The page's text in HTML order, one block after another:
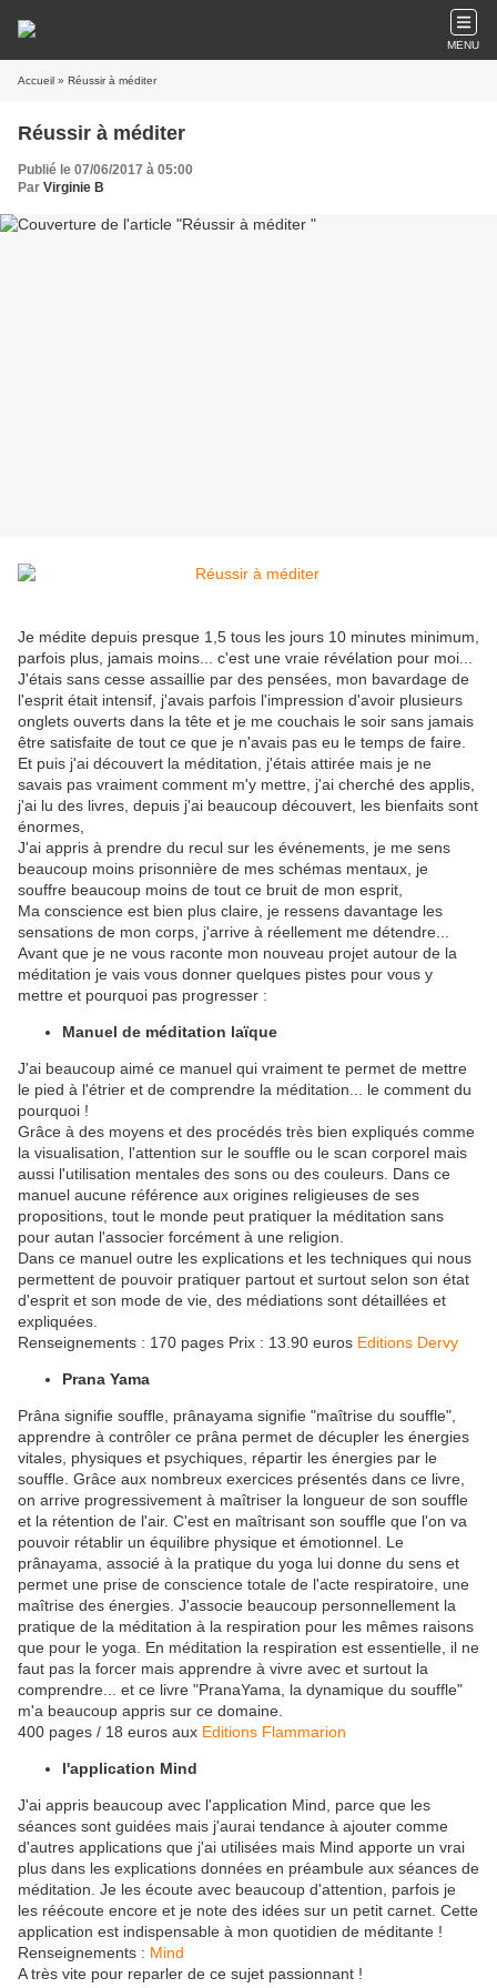
MENU
Accueil » Réussir à méditer
Réussir à méditer
Publié le 07/06/2017 à 05:00
Par Virginie B
Je médite depuis presque 1,5 tous les jours 10 minutes minimum,
parfois plus, jamais moins... c'est une vraie révélation pour moi...
J'étais sans cesse assaillie par des pensées, mon bavardage de
l'esprit était intensif, j'avais parfois l'impression d'avoir plusieurs
onglets ouverts dans la tête et je me couchais le soir sans jamais
être satisfaite de tout ce que je n'avais pas eu le temps de faire.
Et puis j'ai découvert la méditation, j'étais attirée mais je ne
savais pas vraiment comment m'y mettre, j'ai cherché des applis,
j'ai lu des livres, depuis j'ai beaucoup découvert, les bienfaits sont
énormes,
J'ai appris à prendre du recul sur les événements, je me sens
beaucoup moins prisonnière de mes schémas mentaux, je
souffre beaucoup moins de tout ce bruit de mon esprit,
Ma conscience est bien plus claire, je ressens davantage les
sensations de mon corps, j'arrive à réellement me détendre...
Avant que je ne vous raconte mon nouveau projet autour de la
méditation je vais vous donner quelques pistes pour vous y
mettre et pourquoi pas progresser :
Manuel de méditation laïque
J'ai beaucoup aimé ce manuel qui vraiment te permet de mettre
le pied à l'étrier et de comprendre la méditation... le comment du
pourquoi !
Grâce à des moyens et des procédés très bien expliqués comme
la visualisation, l'attention sur le souffle ou le scan corporel mais
aussi l'utilisation mentales des sons ou des couleurs. Dans ce
manuel aucune référence aux origines religieuses de ses
propositions, tout le monde peut pratiquer la méditation sans
pour autan l'associer forcément à une religion.
Dans ce manuel outre les explications et les techniques qui nous
permettent de pouvoir pratiquer partout et surtout selon son état
d'esprit et son mode de vie, des médiations sont détaillées et
expliquées.
Renseignements : 170 pages Prix : 13.90 euros Editions Dervy
Prana Yama
Prâna signifie souffle, prânayama signifie "maîtrise du souffle",
apprendre à contrôler ce prâna permet de décupler les énergies
vitales, physiques et psychiques, répartir les énergies par le
souffle. Grâce aux nombreux exercices présentés dans ce livre,
on arrive progressivement à maîtriser la longueur de son souffle
et la rétention de l'air. C'est en maîtrisant son souffle que l'on va
pouvoir rétablir un équilibre physique et émotionnel. Le
prânayama, associé à la pratique du yoga lui donne du sens et
permet une prise de conscience totale de l'acte respiratoire, une
maîtrise des énergies. J'associe beaucoup personnellement la
pratique de la méditation à la respiration pour les mêmes raisons
que pour le yoga. En méditation la respiration est essentielle, il ne
faut pas la forcer mais apprendre à vivre avec et surtout la
comprendre... et ce livre "PranaYama, la dynamique du souffle"
m'a beaucoup appris sur ce domaine.
400 pages / 18 euros aux Editions Flammarion
l'application Mind
J'ai appris beaucoup avec l'application Mind, parce que les
séances sont guidées mais j'aurai tendance à ajouter comme
d'autres applications que j'ai utilisées mais Mind apporte un vrai
plus dans les explications données en préambule aux séances de
méditation. Je les écoute avec beaucoup d'attention, parfois je
les réécoute encore et je note des idées sur un petit carnet. Cette
application est indispensable à mon quotidien de méditante !
Renseignements : Mind
A très vite pour reparler de ce sujet passionnant !